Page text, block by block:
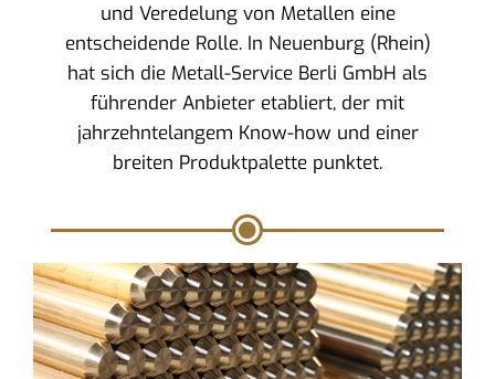
und Veredelung von Metallen eine
entscheidende Rolle. In Neuenburg (Rhein)
hat sich die Metall-Service Berli GmbH als
führender Anbieter etabliert, der mit
jahrzehntelangem Know-how und einer
breiten Produktpalette punktet.